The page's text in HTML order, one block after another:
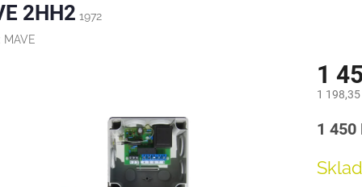
2HH2 1972
MAVE
1
1
Měrná
1 450